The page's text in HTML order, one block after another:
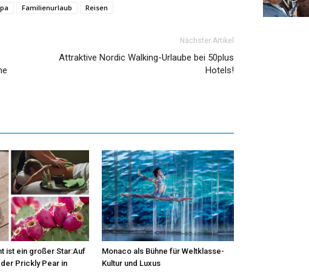
Familienurlaub Reisen
Nächster Artikel
Attraktive Nordic Walking-Urlaube bei 50plus
Hotels!
ist ein großer Star:Auf
Prickly Pear in
Monaco als Bühne für Weltklasse-
Kultur und Luxus